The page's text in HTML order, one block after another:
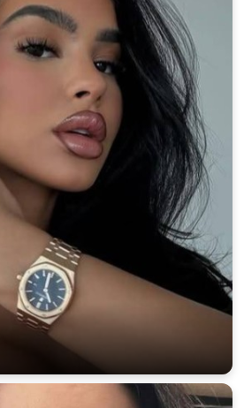
upload your own photo
100% FREE
×10 more visibility